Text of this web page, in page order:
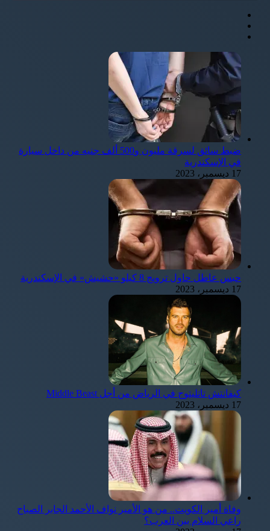
ضبط سائق لسرقة مليون و500 ألف جنيه من داخل سيارة
في الإسكندرية
17 ديسمبر، 2023
حبس عاطل حاول ترويج 8 كيلو «حشيش» في الإسكندرية
17 ديسمبر، 2023
كيفانتش تاتليتوج في الرياض من أجل Middle Beast
17 ديسمبر، 2023
وفاة أمير الكويت.. من هو الأمير نواف الأحمد الجابر الصباح
راعي السلام بين العرب؟